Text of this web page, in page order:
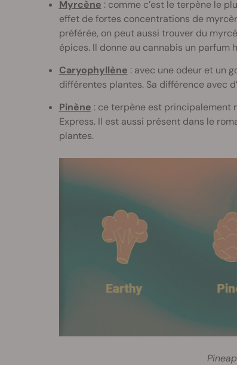
Myrcène : comme c’est le terpène le
effet de fortes concentrations de
préférée, on peut aussi trouver du
épices. Il donne au cannabis un parfum
Caryophyllène : avec une odeur et un
différentes plantes. Sa différence avec
Pinène : ce terpène est principalement
Express. Il est aussi présent dans le
plantes.